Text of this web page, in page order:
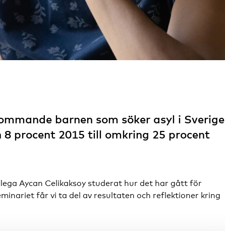
barnen som söker asyl i Sverige
procent 2015 till omkring 25 procent
Aycan Celikaksoy studerat hur det har gått för
får vi ta del av resultaten och reflektioner kring